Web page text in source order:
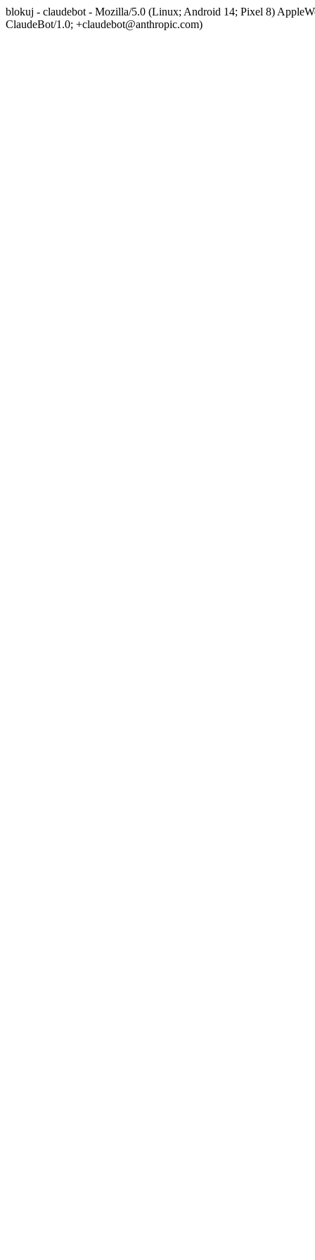
blokuj - claudebot - Mozilla/5.0 (Linux; Android 14; Pixel 8)
ClaudeBot/1.0; +claudebot@anthropic.com)